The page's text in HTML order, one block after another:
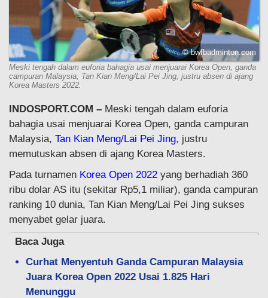
© bwfbadminton.com
Meski tengah dalam euforia bahagia usai menjuarai Korea Open, ganda
campuran Malaysia, Tan Kian Meng/Lai Pei Jing, justru absen di ajang
Korea Masters 2022.
INDOSPORT.COM – Meski tengah dalam euforia
bahagia usai menjuarai Korea Open, ganda campuran
Malaysia, Tan Kian Meng/Lai Pei Jing, justru
memutuskan absen di ajang Korea Masters.
Pada turnamen Korea Open 2022 yang berhadiah 360
ribu dolar AS itu (sekitar Rp5,1 miliar), ganda campuran
ranking 10 dunia, Tan Kian Meng/Lai Pei Jing sukses
menyabet gelar juara.
Baca Juga
Curhat Menyentuh Ganda Campuran Malaysia
Juara Korea Open 2022 Usai 1.825 Hari
Menunggu